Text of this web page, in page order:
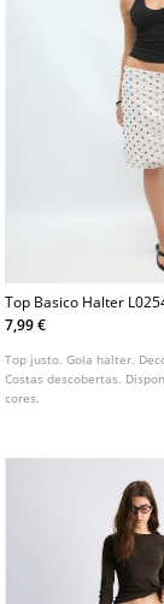
Top Basico Halter
7,99 €
Top justo. Gola halter.
Costas descobertas.
cores.